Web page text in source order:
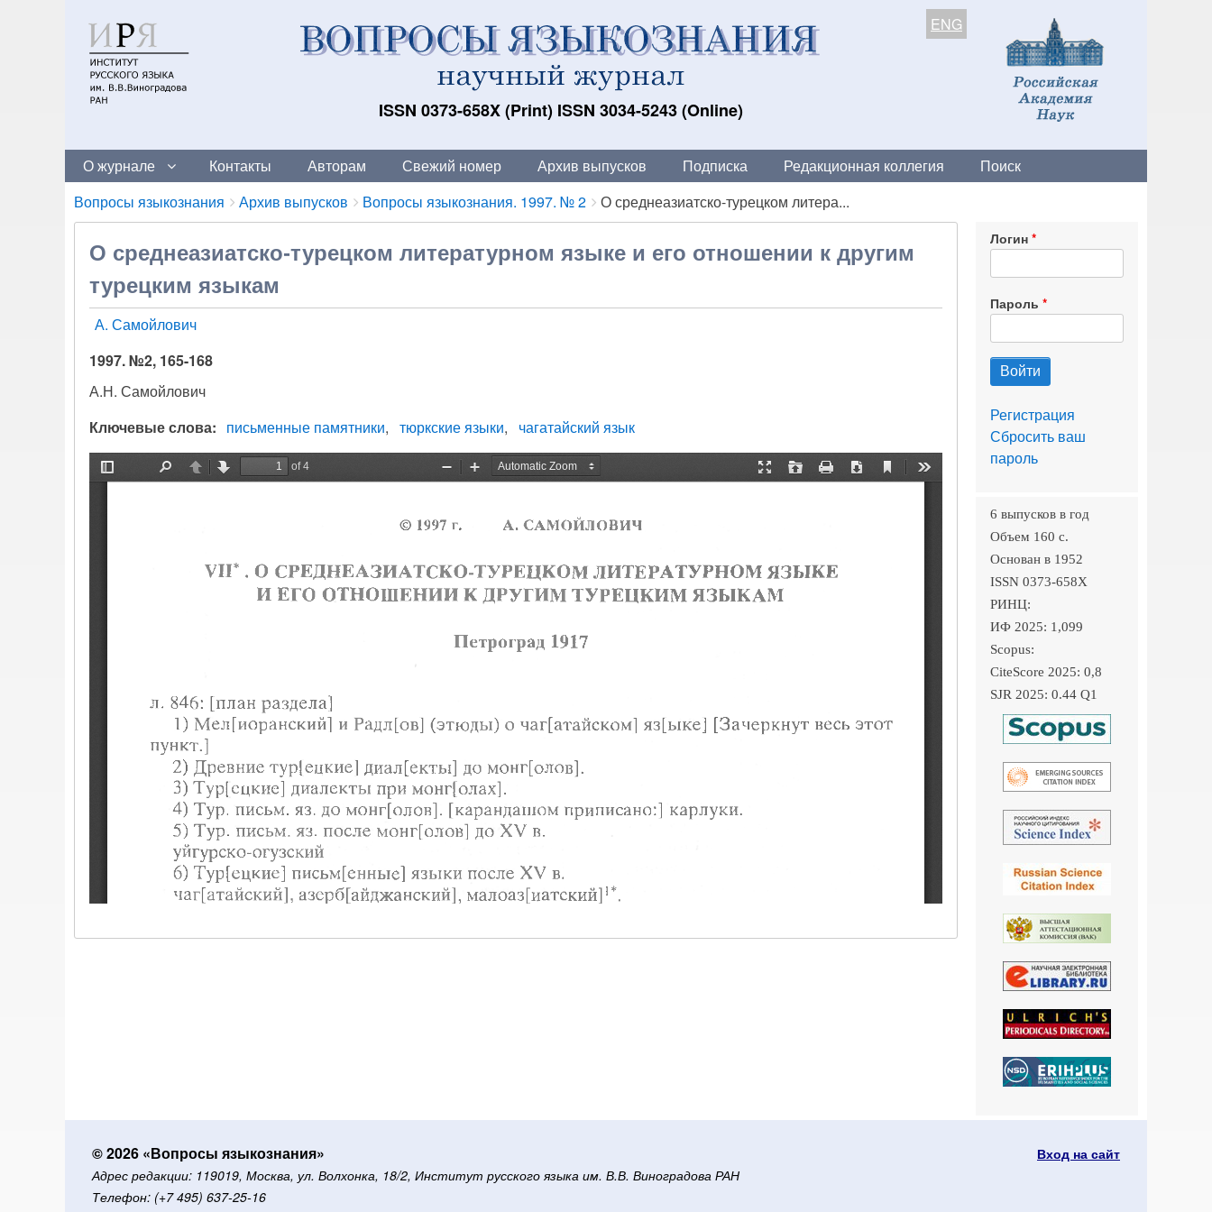
ISSN 0373-658X (Print) ISSN 3034-5243 (Online)
ENG
О журнале Контакты Авторам Свежий номер Архив выпусков Подписка Редакционная коллегия Поиск
Breadcrumbs
You
are
here:
Вопросы языкознания Архив выпусков Вопросы языкознания. 1997. № 2 О среднеазиатско-турецком литера...
О среднеазиатско-турецком литературном языке и его отношении к другим
турецким языкам
А. Самойлович
1997. №2, 165-168
А.Н. Самойлович
Ключевые слова
письменные памятники тюркские языки чагатайский язык
Логин
Пароль
Регистрация
Сбросить ваш
пароль
6 выпусков в год
Объем 160 c.
Основан в 1952
ISSN 0373-658X
РИНЦ:
ИФ 2025: 1,099
Scopus:
CiteScore 2025: 0,8
SJR 2025: 0.44 Q1
© 2026 «Вопросы языкознания»
Адрес редакции: 119019, Москва, ул. Волхонка, 18/2, Институт русского языка им. В.В. Виноградова РАН
Телефон: (+7 495) 637-25-16
Вход на сайт